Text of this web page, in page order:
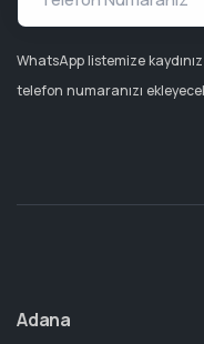
WhatsApp listemize
telefon numaranızı
Adana